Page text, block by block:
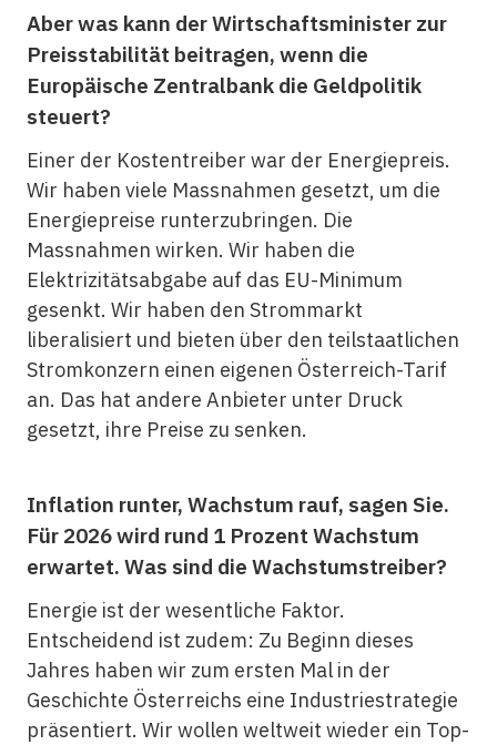
Aber was kann der Wirtschaftsminister zur
Preisstabilität beitragen, wenn die
Europäische Zentralbank die Geldpolitik
steuert?
Einer der Kostentreiber war der Energiepreis.
Wir haben viele Massnahmen gesetzt, um die
Energiepreise runterzubringen. Die
Massnahmen wirken. Wir haben die
Elektrizitätsabgabe auf das EU-Minimum
gesenkt. Wir haben den Strommarkt
liberalisiert und bieten über den teilstaatlichen
Stromkonzern einen eigenen Österreich-Tarif
an. Das hat andere Anbieter unter Druck
gesetzt, ihre Preise zu senken.
Inflation runter, Wachstum rauf, sagen Sie.
Für 2026 wird rund 1 Prozent Wachstum
erwartet. Was sind die Wachstumstreiber?
Energie ist der wesentliche Faktor.
Entscheidend ist zudem: Zu Beginn dieses
Jahres haben wir zum ersten Mal in der
Geschichte Österreichs eine Industriestrategie
präsentiert. Wir wollen weltweit wieder ein Top-